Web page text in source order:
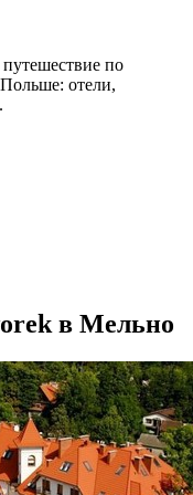
по
отели,
в Мельно